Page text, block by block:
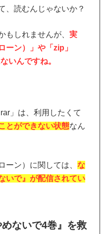
、読むんじゃないか？
もしれませんが、実
ーン）」や「zip」
いんですね。
」は、利用したくて
とができない状態なん
ーン）に関しては、な
いで』が配信されてい
めないで4巻』を救